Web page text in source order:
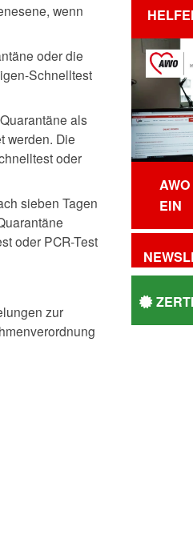
wenn
oder die
Schnelltest
als
werden. Die
oder
sieben Tagen
oder PCR-Test
zur
EIN